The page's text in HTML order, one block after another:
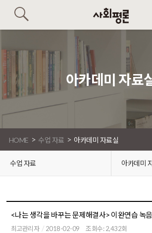
아카데미 자료
HOME > 수업 자료 > 아카데미 자료실
수업 자료 아카데미
<나는 생각을 바꾸는 문제해결사> 이완연습 녹
최고관리자 2018-02-09 조회수: 2,432회